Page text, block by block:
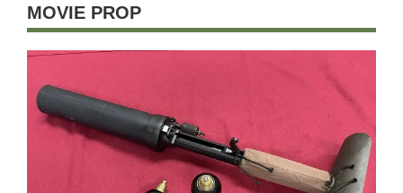
ガスガン
無可動実銃
カスタムパーツ
ミリタリーグッズ
ナイフ
MOVIE PROP